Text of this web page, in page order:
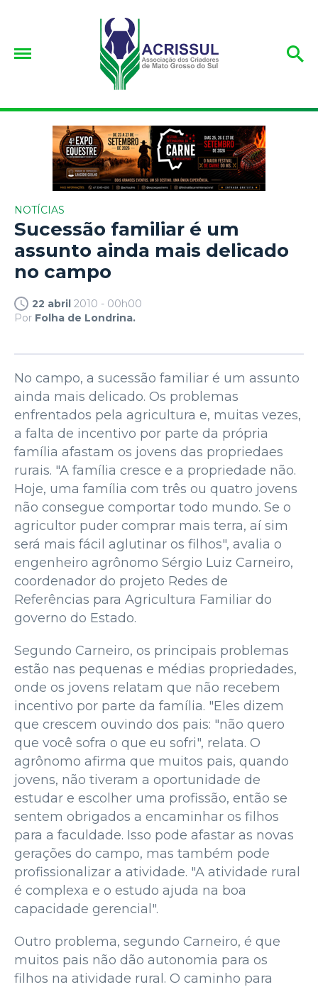
NOTÍCIAS
Sucessão familiar é um
assunto ainda mais delicado
no campo
22 abril 2010 - 00h00
Por Folha de Londrina.
No campo, a sucessão familiar é um assunto
ainda mais delicado. Os problemas
enfrentados pela agricultura e, muitas vezes,
a falta de incentivo por parte da própria
família afastam os jovens das propriedaes
rurais. "A família cresce e a propriedade não.
Hoje, uma família com três ou quatro jovens
não consegue comportar todo mundo. Se o
agricultor puder comprar mais terra, aí sim
será mais fácil aglutinar os filhos", avalia o
engenheiro agrônomo Sérgio Luiz Carneiro,
coordenador do projeto Redes de
Referências para Agricultura Familiar do
governo do Estado.
Segundo Carneiro, os principais problemas
estão nas pequenas e médias propriedades,
onde os jovens relatam que não recebem
incentivo por parte da família. "Eles dizem
que crescem ouvindo dos pais: "não quero
que você sofra o que eu sofri", relata. O
agrônomo afirma que muitos pais, quando
jovens, não tiveram a oportunidade de
estudar e escolher uma profissão, então se
sentem obrigados a encaminhar os filhos
para a faculdade. Isso pode afastar as novas
gerações do campo, mas também pode
profissionalizar a atividade. "A atividade rural
é complexa e o estudo ajuda na boa
capacidade gerencial".
Outro problema, segundo Carneiro, é que
muitos pais não dão autonomia para os
filhos na atividade rural. O caminho para